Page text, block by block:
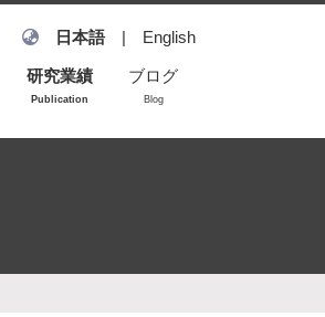
日本語 | English
研究業績
Publication
招待講演
ブログ
Blog